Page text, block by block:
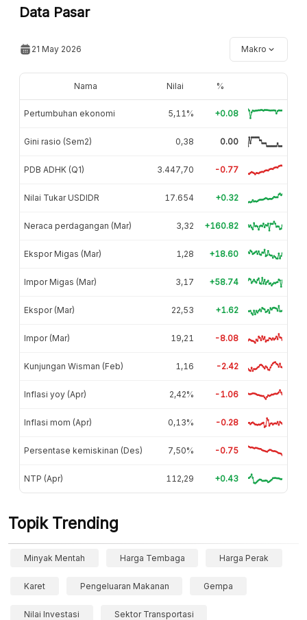
Data Pasar
21 May 2026 Makro
Nama Nilai %
Pertumbuhan ekonomi 5,11% +0.08
Gini rasio (Sem2) 0,38 0.00
PDB ADHK (Q1) 3.447,70 -0.77
Nilai Tukar USDIDR 17.654 +0.32
Neraca perdagangan (Mar) 3,32 +160.82
Ekspor Migas (Mar) 1,28 +18.60
Impor Migas (Mar) 3,17 +58.74
Ekspor (Mar) 22,53 +1.62
Impor (Mar) 19,21 -8.08
Kunjungan Wisman (Feb) 1,16 -2.42
Inflasi yoy (Apr) 2,42% -1.06
Inflasi mom (Apr) 0,13% -0.28
Persentase kemiskinan (Des) 7,50% -0.75
NTP (Apr) 112,29 +0.43
Topik Trending
Minyak Mentah Harga Tembaga Harga Perak
Karet Pengeluaran Makanan Gempa
Nilai Investasi Sektor Transportasi